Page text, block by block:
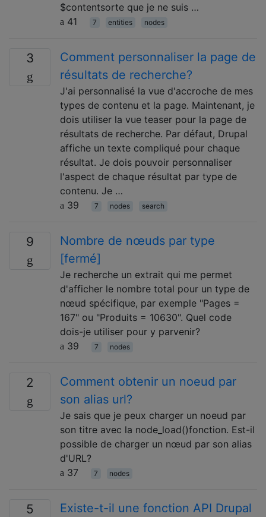
$contentsorte que je ne suis …
41
7 entities nodes
3
Comment personnaliser la page de
résultats de recherche?
J'ai personnalisé la vue d'accroche de mes
types de contenu et la page. Maintenant, je
dois utiliser la vue teaser pour la page de
résultats de recherche. Par défaut, Drupal
affiche un texte compliqué pour chaque
résultat. Je dois pouvoir personnaliser
l'aspect de chaque résultat par type de
contenu. Je …
39
7 nodes search
9
Nombre de nœuds par type
[fermé]
Je recherche un extrait qui me permet
d'afficher le nombre total pour un type de
nœud spécifique, par exemple "Pages =
167" ou "Produits = 10630". Quel code
dois-je utiliser pour y parvenir?
39
7 nodes
2
Comment obtenir un noeud par
son alias url?
Je sais que je peux charger un noeud par
son titre avec la node_load()fonction. Est-il
possible de charger un nœud par son alias
d'URL?
37
7 nodes
5
Existe-t-il une fonction API Drupal